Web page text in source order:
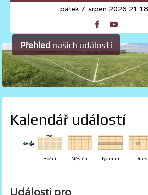
pátek 7. srpen 2026 21:18
Přehled našich událostí
Kalendář událostí
Roční Měsíční Týdenní Dnes
Události pro